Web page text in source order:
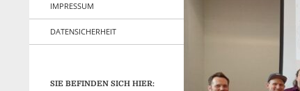
IMPRESSUM
DATENSICHERHEIT
SIE BEFINDEN SICH HIER: